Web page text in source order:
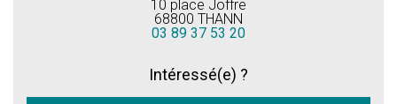
10 place Joffre
68800 THANN
03 89 37 53 20
Intéressé(e) ?